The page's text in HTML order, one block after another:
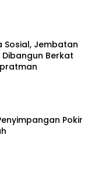
Sosial, Jembatan
Berkat
Pokir